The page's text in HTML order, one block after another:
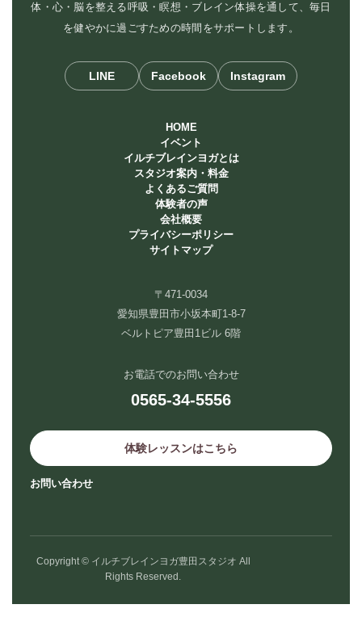
体・心・脳を整える呼吸・瞑想・ブレイン体操を通して、毎日
を健やかに過ごすための時間をサポートします。
LINE Facebook Instagram
HOME
イベント
イルチブレインヨガとは
スタジオ案内・料金
よくあるご質問
体験者の声
会社概要
プライバシーポリシー
サイトマップ
〒471-0034
愛知県豊田市小坂本町1-8-7
ベルトピア豊田1ビル 6階
お電話でのお問い合わせ
0565-34-5556
体験レッスンはこちら
お問い合わせ
Copyright © イルチブレインヨガ豊田スタジオ All
Rights Reserved.